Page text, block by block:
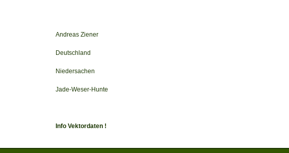
Andreas Ziener
Deutschland
Niedersachen
Jade-Weser-Hunte
Info Vektordaten !